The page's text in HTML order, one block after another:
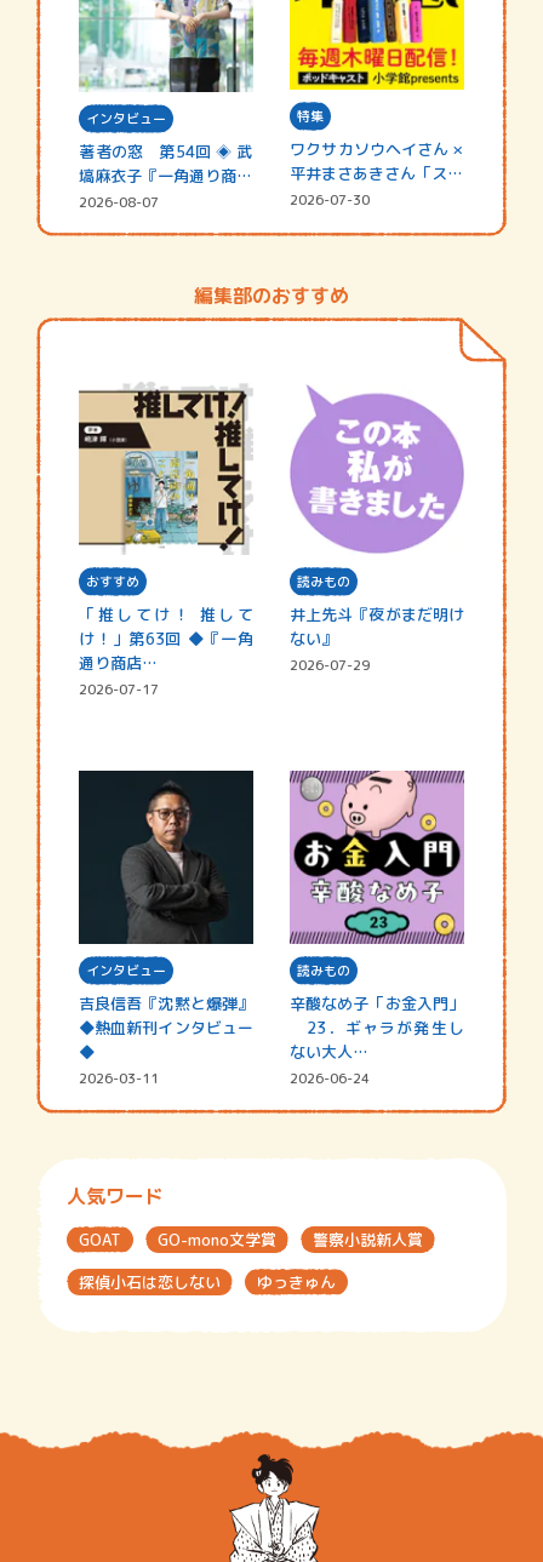
インタビュー
著者の窓 第54回 ◈ 武
塙麻衣子『一角通り商店
街の…
2026-08-07
特集
ワクサカソウヘイさん ×
平井まさあきさん「スペ
シャ…
2026-07-30
編集部のおすすめ
おすすめ
「推してけ！ 推して
け！」第63回 ◆『一角
通り商店…
2026-07-17
読みもの
井上先斗『夜がまだ明け
ない』
2026-07-29
インタビュー
吉良信吾『沈黙と爆弾』
◆熱血新刊インタビュー
◆
2026-03-11
読みもの
辛酸なめ子「お金入門」
23．ギャラが発生し
ない大人…
2026-06-24
人気ワード
GOAT GO-mono文学賞
警察小説新人賞
探偵小石は恋しない
ゆっきゅん